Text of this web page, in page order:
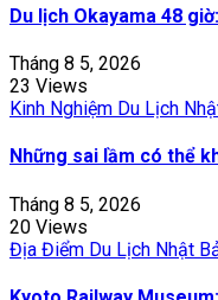
Du lịch Okayama 48
Tháng 8 5, 2026
23 Views
Kinh Nghiệm Du Lịch
Những sai lầm có thể
Tháng 8 5, 2026
20 Views
Địa Điểm Du Lịch Nhật